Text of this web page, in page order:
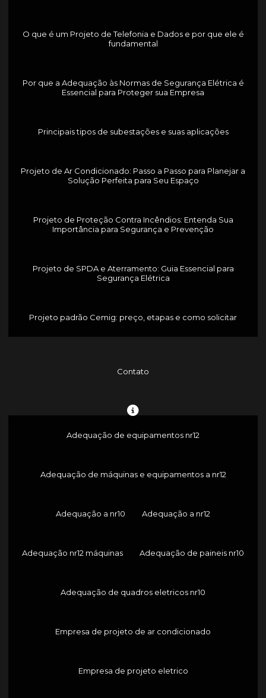
O que é um Projeto de Telefonia e Dados e por que ele é
fundamental
Por que a Adequação às Normas de Segurança Elétrica é
Essencial para Proteger sua Empresa
Principais tipos de subestações e suas aplicações
Projeto de Ar Condicionado: Passo a Passo para Planejar a
Solução Perfeita para Seu Espaço
Projeto de Proteção Contra Incêndios: Entenda Sua
Importância para Segurança e Prevenção
Projeto de SPDA e Aterramento: Guia Essencial para
Segurança Elétrica
Projeto padrão Cemig: preço, etapas e como solicitar
Contato
Adequação de equipamentos nr12
Adequação de máquinas e equipamentos a nr12
Adequação a nr10 Adequação a nr12
Adequação nr12 máquinas Adequação de paineis nr10
Adequação de quadros eletricos nr10
Empresa de projeto de ar condicionado
Empresa de projeto eletrico